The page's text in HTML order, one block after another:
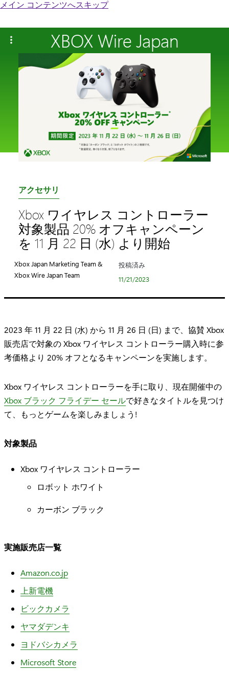
メイン コンテンツへスキップ
XBOX Wire Japan
カ
ゴ
リ
:
アクセサリ
Xbox ワイヤレス コントローラー
対象製品 20% オフキャンペーン
を 11 月 22 日 (水) より開始
Xbox Japan Marketing Team &
Xbox Wire Japan Team
投稿済み
11/21/2023
2023 年 11 月 22 日 (水) から 11 月 26 日 (日) まで、協賛 Xbox
販売店で対象の Xbox ワイヤレス コントローラー購入時に参
考価格より 20% オフとなるキャンペーンを実施します。
Xbox ワイヤレス コントローラーを手に取り、現在開催中の
Xbox ブラック フライデー セールで好きなタイトルを見つけ
て、もっとゲームを楽しみましょう!
対象製品
Xbox ワイヤレス コントローラー
ロボット ホワイト
カーボン ブラック
実施販売店一覧
Amazon.co.jp
上新電機
ビックカメラ
ヤマダデンキ
ヨドバシカメラ
Microsoft Store